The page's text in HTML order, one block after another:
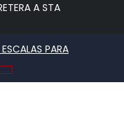
A STA
PARA